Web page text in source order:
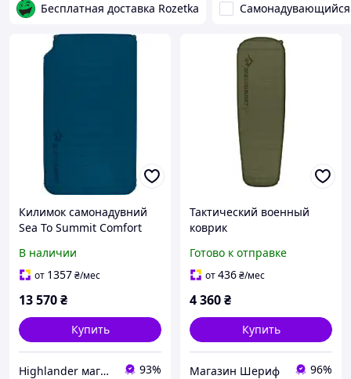
Бесплатная доставка Rozetka Самонадувающийся
Килимок самонадувний
Sea To Summit Comfort
Camper Van Byron Blue
синій
В наличии
от 1357₴/мес
13 570₴
Купить
Highlander магазин 93%
Тактический военный
коврик
to Summit Self Inflating
Camp Plus Mat, Large,
Готово к отправке
от436₴/мес
4 360₴
Купить
Магазин Шериф 96%